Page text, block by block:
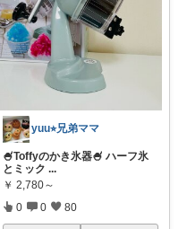
yuu⭐︎兄弟ママ
🍧Toffyのかき氷器🍧 ハーフ氷
とミック ...
￥ 2,780～
0 0 80